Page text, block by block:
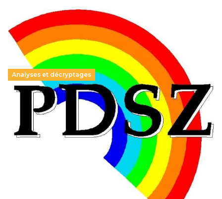
Analyses et décryptages
Hongrie : du changement pour les politiques
éducatives, aussi !
25 juin 2026
En Hongrie, le conservateur Peter Magyar et son parti
Tisza "Respect et liberté" ont remporté une large victoire,
contre le premier ministre sortant, Viktor Orban,…